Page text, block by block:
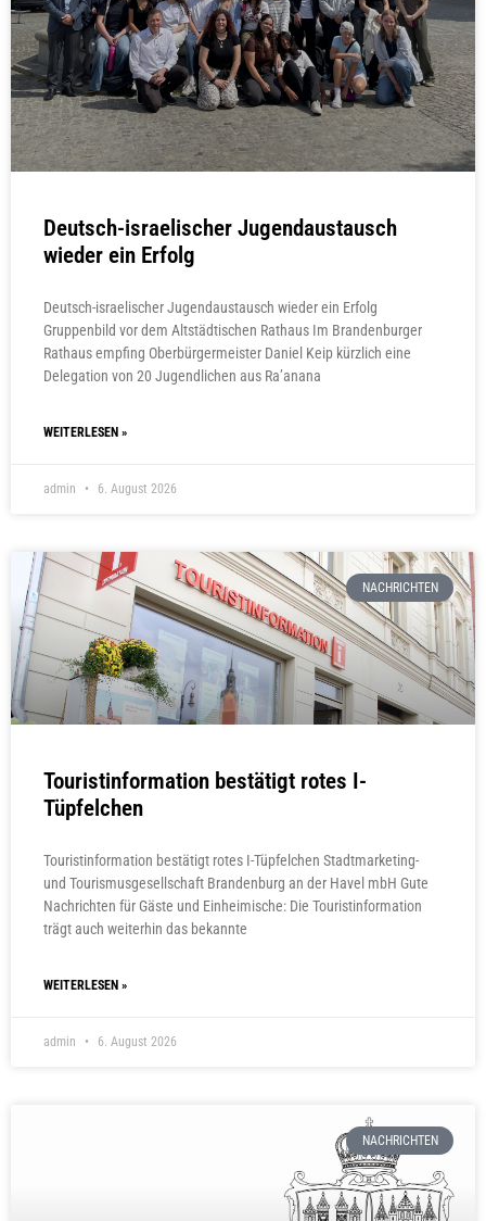
Deutsch-israelischer Jugendaustausch
wieder ein Erfolg
Deutsch-israelischer Jugendaustausch wieder ein Erfolg
Gruppenbild vor dem Altstädtischen Rathaus Im Brandenburger
Rathaus empfing Oberbürgermeister Daniel Keip kürzlich eine
Delegation von 20 Jugendlichen aus Ra’anana
WEITERLESEN »
admin 6. August 2026
NACHRICHTEN
Touristinformation bestätigt rotes I-
Tüpfelchen
Touristinformation bestätigt rotes I-Tüpfelchen Stadtmarketing-
und Tourismusgesellschaft Brandenburg an der Havel mbH Gute
Nachrichten für Gäste und Einheimische: Die Touristinformation
trägt auch weiterhin das bekannte
WEITERLESEN »
admin 6. August 2026
NACHRICHTEN